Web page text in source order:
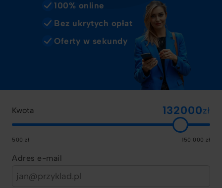
100% online
Bez ukrytych opłat
Oferty w sekundy
Kwota zł
500 zł 150 000 zł
Adres e-mail